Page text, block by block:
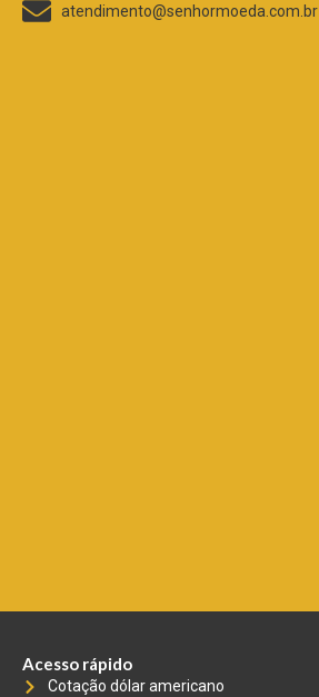
atendimento@senhormoeda.com.br
Acesso rápido
Cotação dólar americano